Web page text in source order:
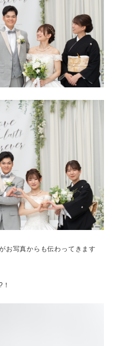
お写真からも伝わってきます